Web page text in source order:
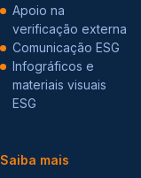
Apoio na
verificação externa
Comunicação ESG
Infográficos e
materiais visuais
ESG
Saiba mais